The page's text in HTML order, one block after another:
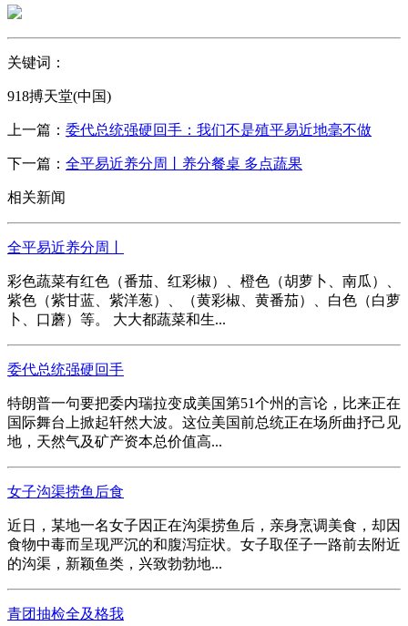
关键词：
918搏天堂(中国)
上一篇： 委代总统强硬回手：我们不是殖平易近地毫不做
下一篇： 全平易近养分周丨养分餐桌 多点蔬果
相关新闻
全平易近养分周丨
彩色蔬菜有红色（番茄、红彩椒）、橙色（胡萝卜、南瓜）、
紫色（紫甘蓝、紫洋葱）、（黄彩椒、黄番茄）、白色（白萝
卜、口蘑）等。 大大都蔬菜和生...
委代总统强硬回手
特朗普一句要把委内瑞拉变成美国第51个州的言论，比来正在
国际舞台上掀起轩然大波。这位美国前总统正在场所曲抒己见
地，天然气及矿产资本总价值高...
女子沟渠捞鱼后食
近日，某地一名女子因正在沟渠捞鱼后，亲身烹调美食，却因
食物中毒而呈现严沉的和腹泻症状。女子取侄子一路前去附近
的沟渠，新颖鱼类，兴致勃勃地...
青团抽检全及格我